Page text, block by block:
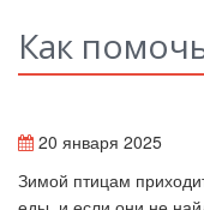
Как
20 января 2025
Зимой птицам